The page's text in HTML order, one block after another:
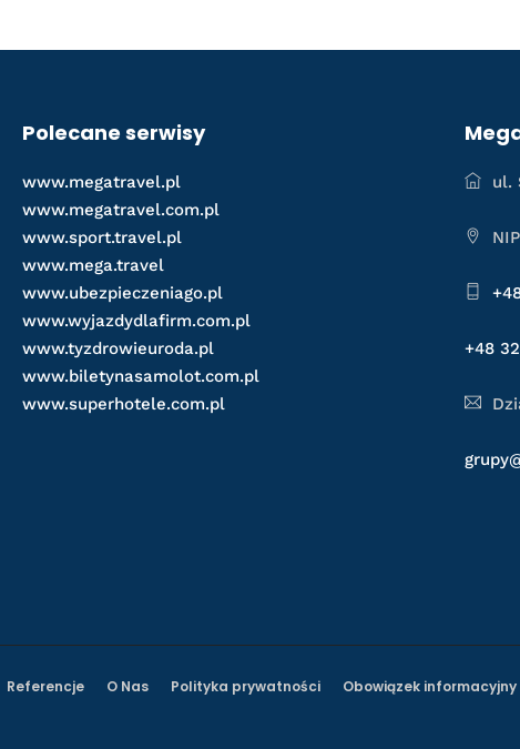
Polecane serwisy
www.megatravel.pl
www.megatravel.com.pl
www.sport.travel.pl
www.mega.travel
www.ubezpieczeniago.pl
www.wyjazdydlafirm.com.pl
www.tyzdrowieuroda.pl
www.biletynasamolot.com.pl
www.superhotele.com.pl
ul.
+48
Referencje O Nas Polityka prywatności Obowiązek informacyjny